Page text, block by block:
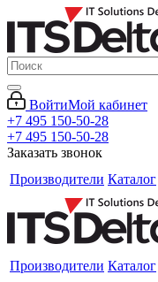
ВойтиМой кабинет
+7 495 150-50-28
+7 495 150-50-28
Заказать звонок
Производители Каталог
Производители Каталог